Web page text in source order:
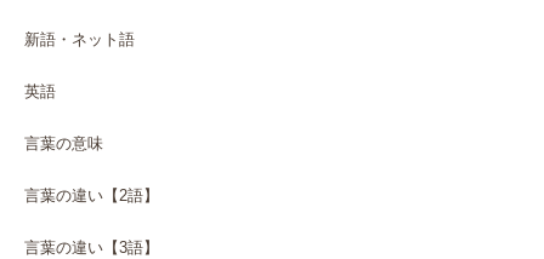
新語・ネット語
英語
言葉の意味
言葉の違い【2語】
言葉の違い【3語】